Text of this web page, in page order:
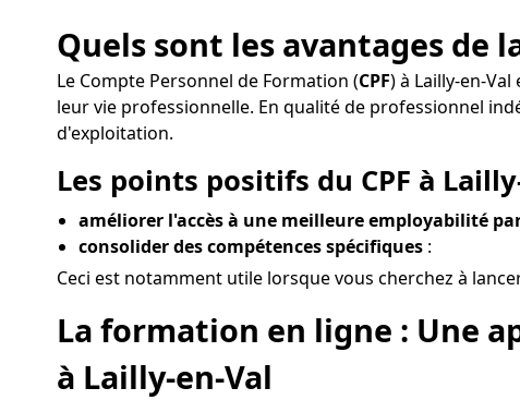
Quels sont les avantages de
Le Compte Personnel de Formation (CPF) à Lailly-en-
leur vie professionnelle. En qualité de professionnel
d'exploitation.
Les points positifs du CPF à
améliorer l'accès à une meilleure employabilité
consolider des compétences spécifiques :
Ceci est notamment utile lorsque vous cherchez à
La formation en ligne : Une
à Lailly-en-Val